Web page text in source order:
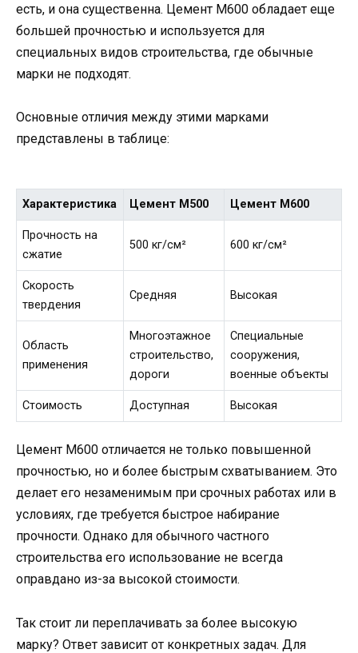
есть, и она существенна. Цемент М600 обладает еще
большей прочностью и используется для
специальных видов строительства, где обычные
марки не подходят.
Основные отличия между этими марками
представлены в таблице:
Характеристика Цемент М500 Цемент М600
Прочность на
сжатие
500 кг/см² 600 кг/см²
Скорость
твердения
Средняя Высокая
Область
применения
Многоэтажное
строительство,
дороги
Специальные
сооружения,
военные объекты
Стоимость Доступная Высокая
Цемент М600 отличается не только повышенной
прочностью, но и более быстрым схватыванием. Это
делает его незаменимым при срочных работах или в
условиях, где требуется быстрое набирание
прочности. Однако для обычного частного
строительства его использование не всегда
оправдано из-за высокой стоимости.
Так стоит ли переплачивать за более высокую
марку? Ответ зависит от конкретных задач. Для